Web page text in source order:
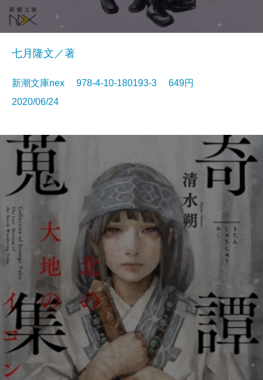
七月隆文／著
新潮文庫nex 978-4-10-180193-3 649円
2020/06/24